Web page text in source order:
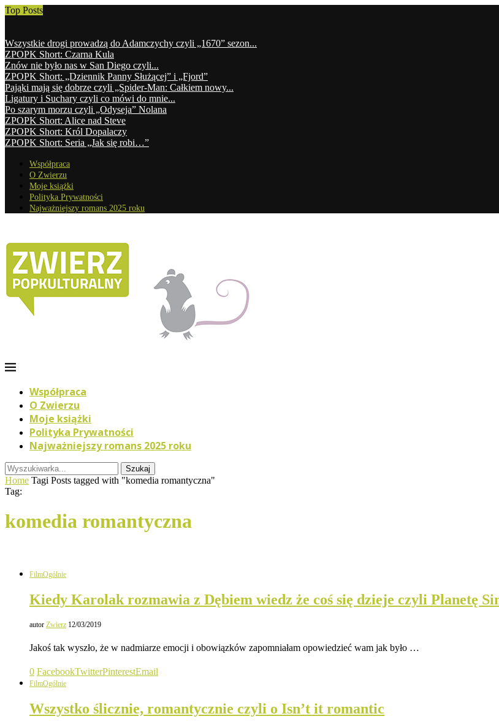
Top Posts
Wszystkie drogi prowadzą do Adamczychy czyli „1670” sezon...
ZPOPK Short: Czarna Kula
Znów nie było nas w San Diego czyli...
ZPOPK Short: „Dziennik Panny Służącej” i „Fjord”
Pająki mają się dobrze czyli „Spider-Man: Całkiem nowy...
Ligatury i Suchary czyli co mówi do mnie...
Po szarym morzu czyli „Odyseja” Nolana
ZPOPK Short: Alice nad Steve
ZPOPK Short: Król Dopalaczy
ZPOPK Short: Seria „Jak się robi…”
Współpraca
O Zwierzu
Moje książki
Polityka Prywatności
Najważniejszy romans 2025 roku
Współpraca
O Zwierzu
Moje książki
Polityka Prywatności
Najważniejszy romans 2025 roku
Szukaj
Home Tagi Posts tagged with "komedia romantyczna"
Tag:
komedia romantyczna
FilmOgólnie
Kiedy Karolak rozmawia z Dębiem wiedz że coś się dzieje czyli Planetę
autor Zwierz 12/03/2019
Jakoś tak wyszło, że w nadmiarze emocji i obowiązków zapomniałam opowiedzieć wam jak było …
0 FacebookTwitterPinterestEmail
FilmOgólnie
Wszystko ślicznie, romantycznie czyli o Isn’t it romantic